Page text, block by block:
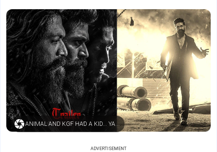
ANIMAL AND KGF HAD A KID… YASH NAMED HIM TOXIC
ADVERTISEMENT